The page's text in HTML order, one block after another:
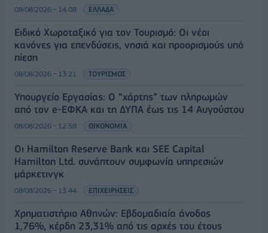
08/08/2026 - 14:08 ΕΛΛΑΔΑ
Ειδικό Χωροταξικό για τον Τουρισμό: Οι νέοι
κανόνες για επενδύσεις, νησιά και προορισμούς υπό
πίεση
08/08/2026 - 13:21 ΤΟΥΡΙΣΜΟΣ
Υπουργείο Εργασίας: Ο “χάρτης” των πληρωμών
από τον e-ΕΦΚΑ και τη ΔΥΠΑ έως τις 14 Αυγούστου
08/08/2026 - 12:58 ΟΙΚΟΝΟΜΙΑ
Οι Hamilton Reserve Bank και SEE Capital
Hamilton Ltd. συνάπτουν συμφωνία υπηρεσιών
μάρκετινγκ
08/08/2026 - 13:44 ΕΠΙΧΕΙΡΗΣΕΙΣ
Χρηματιστήριο Αθηνών: Εβδομαδιαία άνοδος
1,76%, κέρδη 23,31% από τις αρχές του έτους